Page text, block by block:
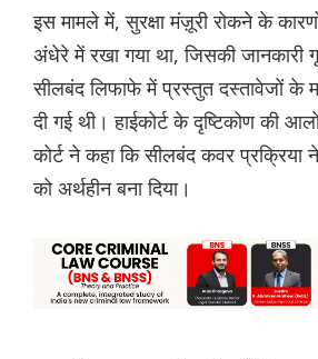
इस मामले में, सुरक्षा मंज़ूरी रोकने के
अंधेरे में रखा गया था, जिसकी जानकारी
सीलबंद लिफाफे में प्रस्तुत दस्तावेजों के
दी गई थी। हाईकोर्ट के दृष्टिकोण की
कोर्ट ने कहा कि सीलबंद कवर प्रक्रिया
को अर्थहीन बना दिया।